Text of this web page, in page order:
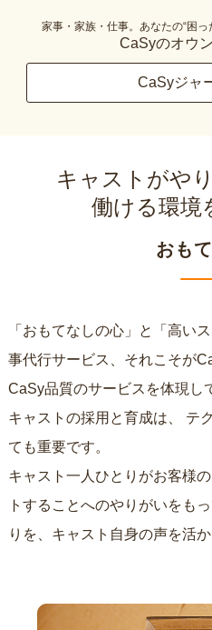
家事・家族・仕事。あなたの“困
CaSyのオウ
CaSyジャ
キャストがや
働ける環境
おも
「おもてなしの心」と「高い
事代行サービス、それこそが
CaSy品質のサービスを体現し
キャストの採用と育成は、
ても重要です。
キャスト一人ひとりがお客様
トすることへのやりがいをも
りを、キャスト自身の声を活